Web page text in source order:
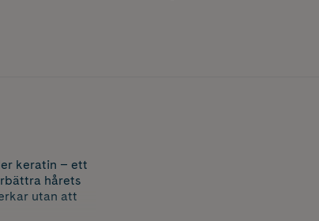
keratin – ett
hårets
utan att